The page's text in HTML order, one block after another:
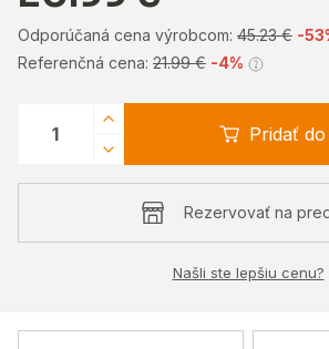
Odporúčaná cena výrobcom: 45.23 € -
Referenčná cena: 21.99 € -4%
Pridať
Rezervovať na
Našli ste lepšiu cenu?